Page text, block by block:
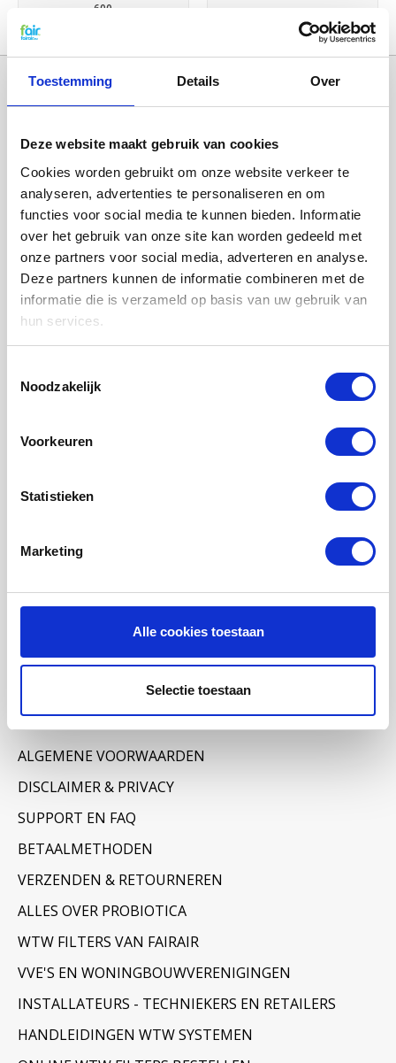
Toestemming Details Over
Deze website maakt gebruik van cookies
Cookies worden gebruikt om onze website verkeer te
analyseren, advertenties te personaliseren en om
functies voor social media te kunnen bieden. Informatie
over het gebruik van onze site kan worden gedeeld met
onze partners voor social media, adverteren en analyse.
Deze partners kunnen de informatie combineren met de
informatie die is verzameld op basis van uw gebruik van
hun services.
Noodzakelijk
Voorkeuren
Statistieken
Marketing
Alle cookies toestaan
Selectie toestaan
600
€28,50
Categorieën
WTW FILTERS
LUCHTVERWARMING FILTERS
KEGELFILTERS - CONISCHE FILTERS
INFORMATIE OVER WTW VENTILATIE
Registreren
Mijn tickets
OVER ONS
ALGEMENE VOORWAARDEN
DISCLAIMER & PRIVACY
SUPPORT EN FAQ
BETAALMETHODEN
VERZENDEN & RETOURNEREN
ALLES OVER PROBIOTICA
WTW FILTERS VAN FAIRAIR
VVE'S EN WONINGBOUWVERENIGINGEN
INSTALLATEURS - TECHNIEKERS EN RETAILERS
HANDLEIDINGEN WTW SYSTEMEN